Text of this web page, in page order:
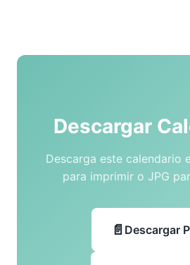
Descargar
Descarga este calendario
para imprimir o JPG
Descargar